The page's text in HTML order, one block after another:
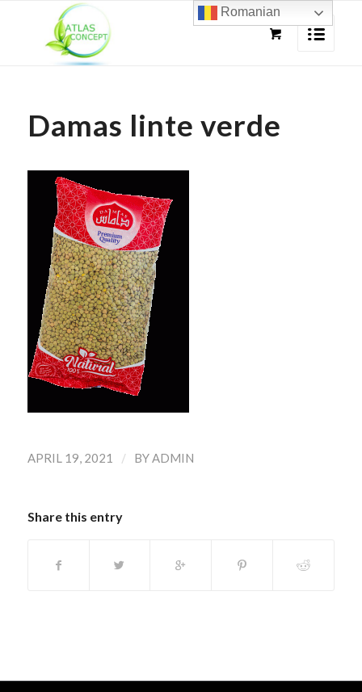
Damas linte verde
APRIL 19, 2021 / BYADMIN
Share this entry
Romanian